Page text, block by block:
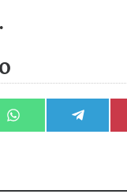
Compartir
en
Compartir
en